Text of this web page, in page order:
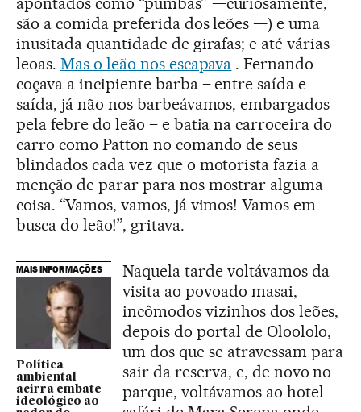
são a comida preferida dos leões —) e uma
inusitada quantidade de girafas; e até várias
leoas. Mas o leão nos escapava . Fernando
coçava a incipiente barba – entre saída e
saída, já não nos barbeávamos, embargados
pela febre do leão – e batia na carroceira do
carro como Patton no comando de seus
blindados cada vez que o motorista fazia a
menção de parar para nos mostrar alguma
coisa. “Vamos, vamos, já vimos! Vamos em
busca do leão!”, gritava.
MAIS INFORMAÇÕES
Política
ambiental
acirra embate
ideológico ao
Naquela tarde voltávamos da
visita ao povoado masai,
incômodos vizinhos dos leões,
depois do portal de Oloololo,
um dos que se atravessam para
sair da reserva, e, de novo no
parque, voltávamos ao hotel-